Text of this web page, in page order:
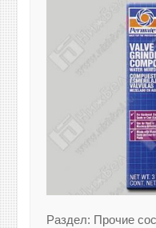
Раздел: Прочие